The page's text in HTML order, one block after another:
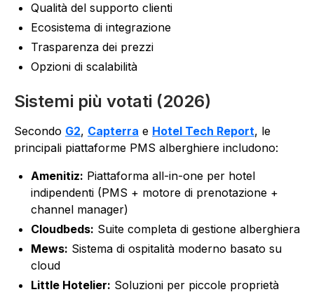
Qualità del supporto clienti
Ecosistema di integrazione
Trasparenza dei prezzi
Opzioni di scalabilità
Sistemi più votati (2026)
Secondo G2, Capterra e Hotel Tech Report, le
principali piattaforme PMS alberghiere includono:
Amenitiz: Piattaforma all-in-one per hotel
indipendenti (PMS + motore di prenotazione +
channel manager)
Cloudbeds: Suite completa di gestione alberghiera
Mews: Sistema di ospitalità moderno basato su
cloud
Little Hotelier: Soluzioni per piccole proprietà